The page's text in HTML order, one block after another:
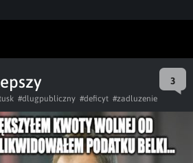
3
#dlugpubliczny #deficyt #zadluzenie